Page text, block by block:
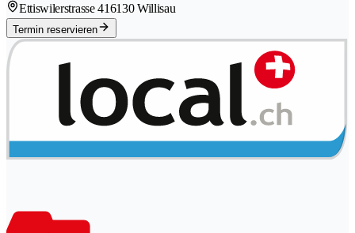
Ettiswilerstrasse 416130 Willisau
Termin reservieren